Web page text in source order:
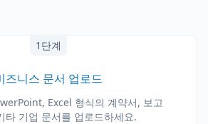
1단계
즈니스 문서 업로드
Excel 형식의 계약서, 보고
타 기업 문서를 업로드하세요.